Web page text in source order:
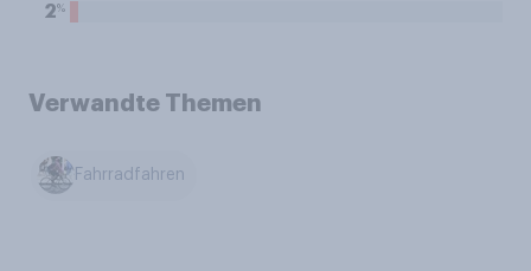
2%
Verwandte Themen
Fahrradfahren